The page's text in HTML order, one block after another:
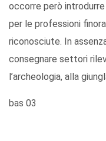
occorre però
per le professioni
riconosciute. In
consegnare settori
l’archeologia, alla
bas 03